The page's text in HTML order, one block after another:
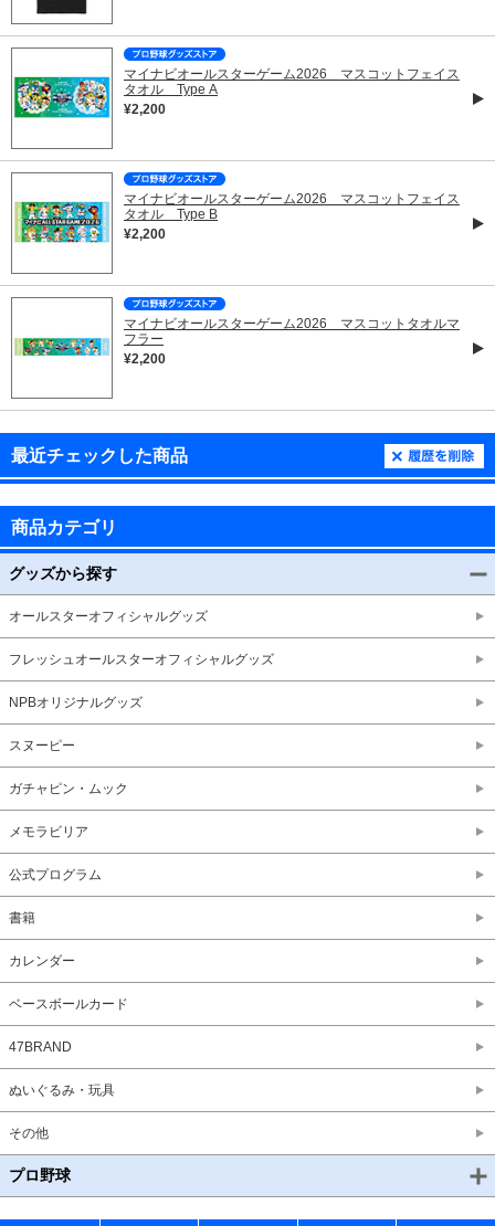
マイナビオールスターゲーム2026 マスコットフェイス
タオル Type A
¥2,200
マイナビオールスターゲーム2026 マスコットフェイス
タオル Type B
¥2,200
マイナビオールスターゲーム2026 マスコットタオルマ
フラー
¥2,200
最近チェックした商品
商品カテゴリ
グッズから探す
オールスターオフィシャルグッズ
フレッシュオールスターオフィシャルグッズ
NPBオリジナルグッズ
スヌーピー
ガチャピン・ムック
メモラビリア
公式プログラム
書籍
カレンダー
ベースボールカード
47BRAND
ぬいぐるみ・玩具
その他
プロ野球